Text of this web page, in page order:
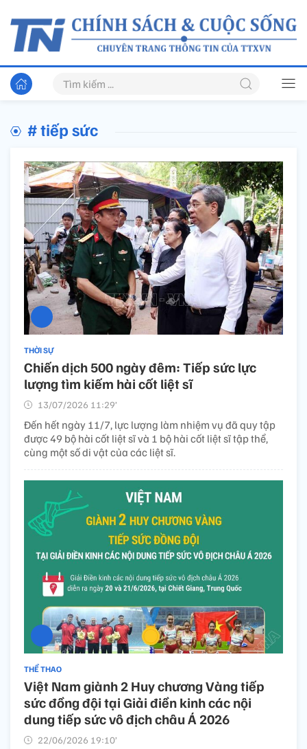
# tiếp sức
THỜI SỰ
Chiến dịch 500 ngày đêm: Tiếp sức lực
lượng tìm kiếm hài cốt liệt sĩ
13/07/2026 11:29’
Đến hết ngày 11/7, lực lượng làm nhiệm vụ đã quy tập
được 49 bộ hài cốt liệt sĩ và 1 bộ hài cốt liệt sĩ tập thể,
cùng một số di vật của các liệt sĩ.
THỂ THAO
Việt Nam giành 2 Huy chương Vàng tiếp
sức đồng đội tại Giải điền kinh các nội
dung tiếp sức vô địch châu Á 2026
22/06/2026 19:10’